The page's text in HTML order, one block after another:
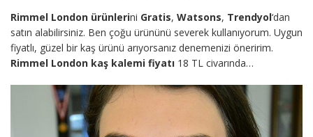
Rimmel London ürünlerini Gratis, Watsons, Trendyol‘dan
satın alabilirsiniz. Ben çoğu ürününü severek kullanıyorum. Uygun
fiyatlı, güzel bir kaş ürünü arıyorsanız denemenizi öneririm.
Rimmel London kaş kalemi fiyatı 18 TL civarında…